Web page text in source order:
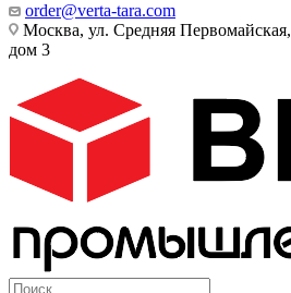
order@verta-tara.com
Москва, ул. Средняя Первомайская,
дом 3